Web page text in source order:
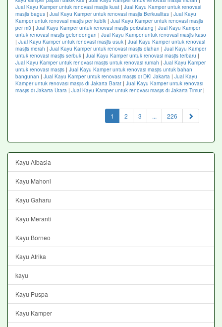
Jual Kayu Kamper untuk renovasi masjis kuat | Jual Kayu Kamper untuk renovasi
masjis bagus | Jual Kayu Kamper untuk renovasi masjis Berkualitas | Jual Kayu
Kamper untuk renovasi masjis per kubik | Jual Kayu Kamper untuk renovasi masjis
per m3 | Jual Kayu Kamper untuk renovasi masjis perbatang | Jual Kayu Kamper
untuk renovasi masjis gelondongan | Jual Kayu Kamper untuk renovasi masjis kaso
| Jual Kayu Kamper untuk renovasi masjis usuk | Jual Kayu Kamper untuk renovasi
masjis merah | Jual Kayu Kamper untuk renovasi masjis olahan | Jual Kayu Kamper
untuk renovasi masjis serbuk | Jual Kayu Kamper untuk renovasi masjis terbaru |
Jual Kayu Kamper untuk renovasi masjis untuk renovasi rumah | Jual Kayu Kamper
untuk renovasi masjis | Jual Kayu Kamper untuk renovasi masjis untuk bahan
bangunan | Jual Kayu Kamper untuk renovasi masjis di DKI Jakarta | Jual Kayu
Kamper untuk renovasi masjis di Jakarta Barat | Jual Kayu Kamper untuk renovasi
masjis di Jakarta Utara | Jual Kayu Kamper untuk renovasi masjis di Jakarta Timur|
1 (current)
2 3 ... 226
Kayu Albasia
Kayu Mahoni
Kayu Gaharu
Kayu Meranti
Kayu Borneo
Kayu Afrika
kayu
Kayu Puspa
Kayu Kamper